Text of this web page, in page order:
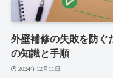
外壁補修の失敗を防ぐ
の知識と手順
2024年12月11日